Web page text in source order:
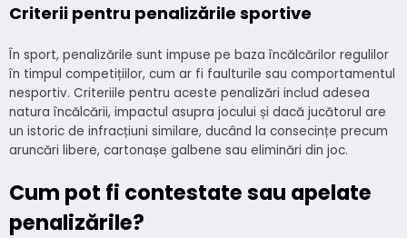
Criterii pentru penalizările sportive
În sport, penalizările sunt impuse pe baza încălcărilor regulilor
în timpul competițiilor, cum ar fi faulturile sau comportamentul
nesportiv. Criteriile pentru aceste penalizări includ adesea
natura încălcării, impactul asupra jocului și dacă jucătorul are
un istoric de infracțiuni similare, ducând la consecințe precum
aruncări libere, cartonașe galbene sau eliminări din joc.
Cum pot fi contestate sau apelate
penalizările?